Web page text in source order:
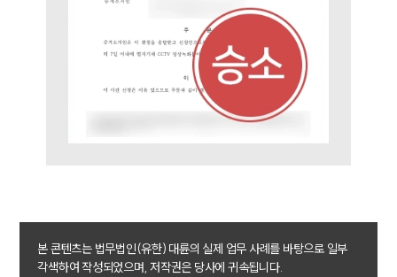
오시는 길
글로벌 파트너 로펌
고객의 소리
통합검색
AI대륜
법률지식인
고객후기
본 콘텐츠는 법무법인(유한) 대륜의 실제 업무 사례를 바탕으로 일부
각색하여 작성되었으며, 저작권은 당사에 귀속됩니다.